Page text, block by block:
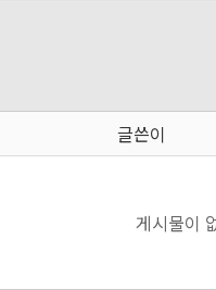
글쓴이
게시물이